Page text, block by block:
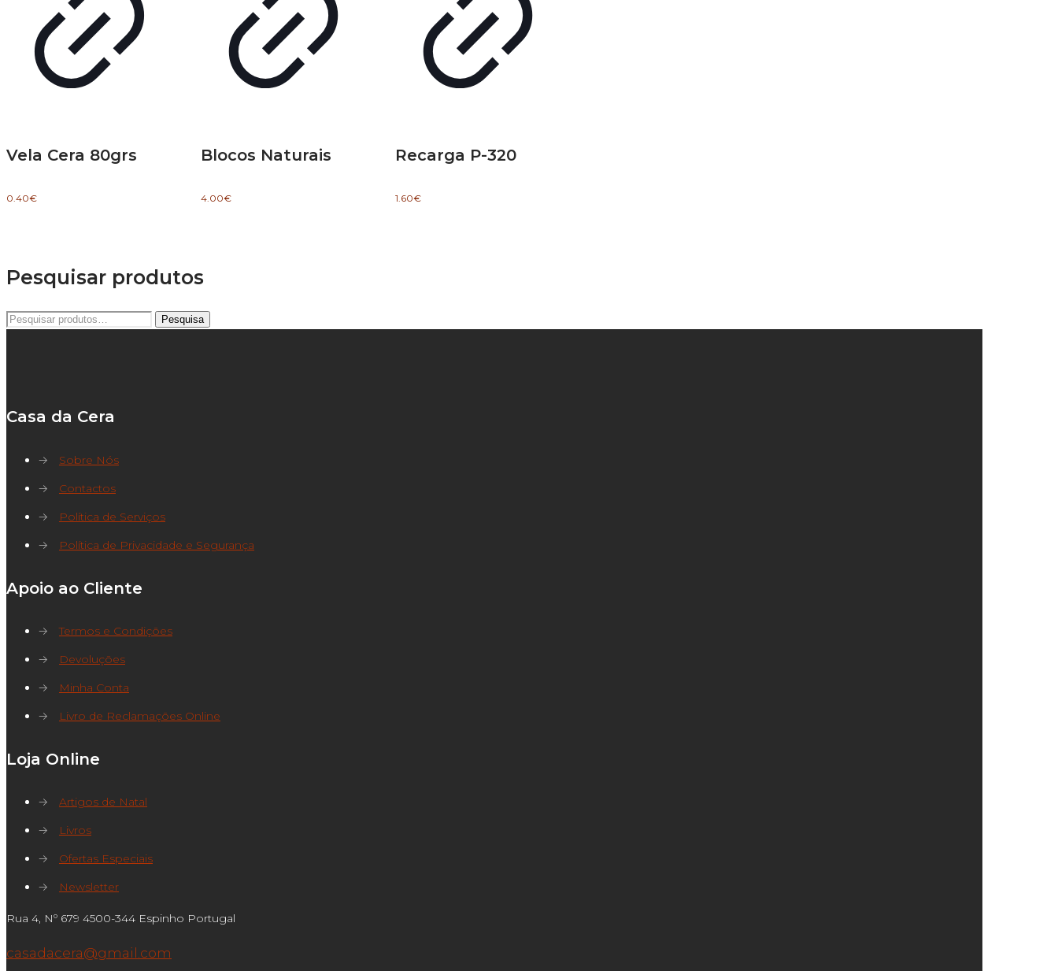
Vela Cera 80grs
0.40€
Blocos Naturais
4.00€
Recarga P-320
1.60€
Pesquisar produtos
Pesquisar
Pesquisa
Casa da Cera
→
Sobre Nós
→
Contactos
→
Política de Serviços
→
Política de Privacidade e Segurança
Apoio ao Cliente
→
Termos e Condições
→
Devoluções
→
Minha Conta
→
Livro de Reclamações Online
Loja Online
→
Artigos de Natal
→
Livros
→
Ofertas Especiais
→
Newsletter
Rua 4, Nº 679 4500-344 Espinho Portugal
casadacera@gmail.com